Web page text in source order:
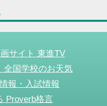
サイト 東進TV
全国学校のお天気
報・入試情報
Proverb格言